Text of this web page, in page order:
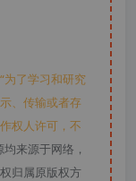
为了学习和研究
、传输或者存
权人许可，不
来源于网络，
归属原版权方